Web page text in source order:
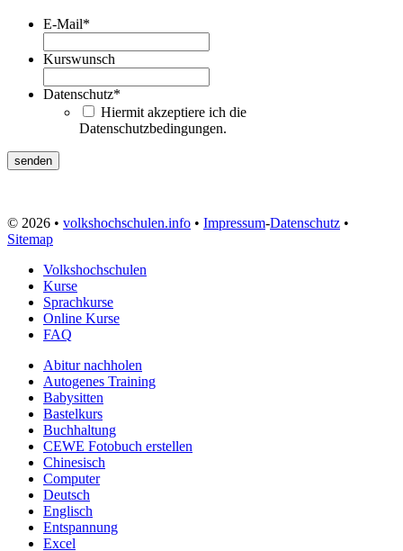
E-Mail*
Kurswunsch
Datenschutz*
Hiermit akzeptiere ich die
Datenschutzbedingungen.
© 2026 • volkshochschulen.info • Impressum-Datenschutz •
Sitemap
Volkshochschulen
Kurse
Sprachkurse
Online Kurse
FAQ
Abitur nachholen
Autogenes Training
Babysitten
Bastelkurs
Buchhaltung
CEWE Fotobuch erstellen
Chinesisch
Computer
Deutsch
Englisch
Entspannung
Excel